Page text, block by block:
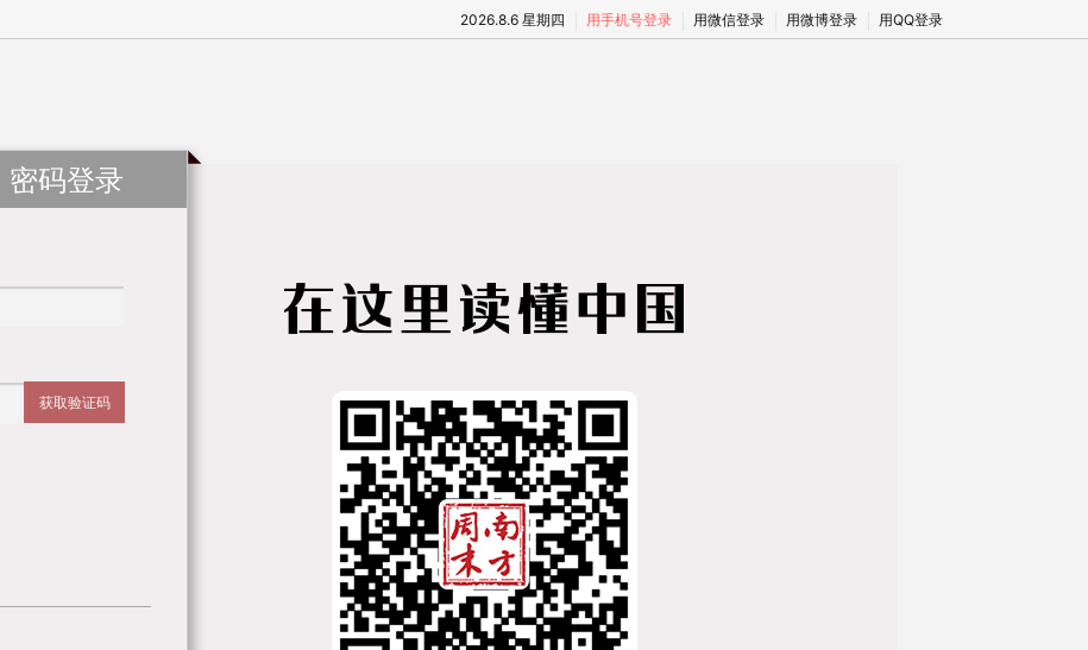
2026.8.6 星期四 用手机号登录 用微信登录 用微博登录 用QQ登录
密码登录
获取验证码